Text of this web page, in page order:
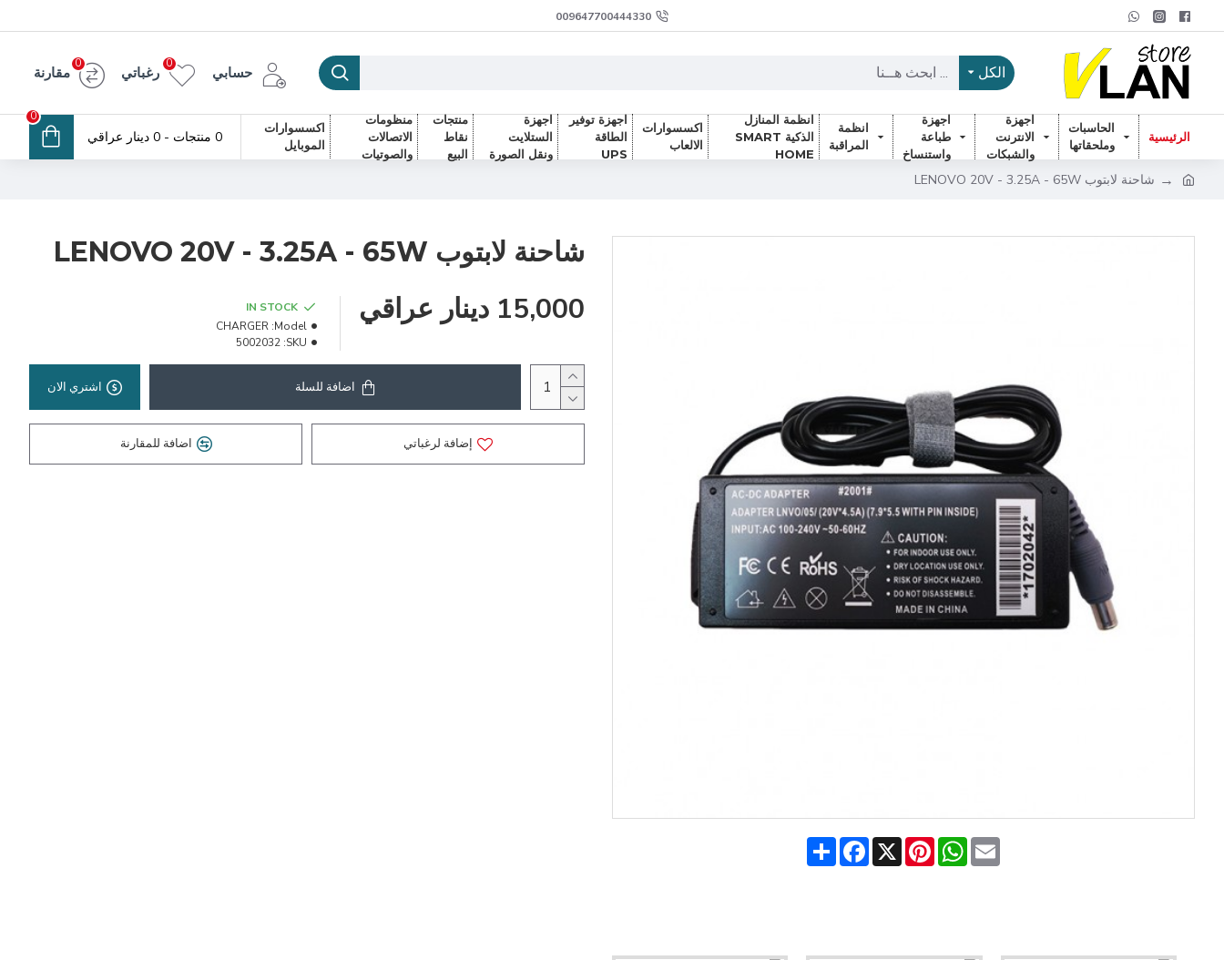
009647700444330
الكل حسابي رغباتي
0
مقارنة
0
الرئيسية
الحاسبات
وملحقاتها
اجهزة
الانترنت
والشبكات
اجهزة
طباعة
واستنساخ
انظمة
المراقبة
انظمة المنازل
الذكية SMART
HOME
اكسسوارات
الالعاب
اجهزة توفير
الطاقة
UPS
اجهزة
الستلايت
ونقل الصورة
منتجات
نقاط
البيع
منظومات
الاتصالات
والصوتيات
اكسسوارات
الموبايل
0 منتجات - 0 دينار عراقي
0
شاحنة لابتوب LENOVO 20V - 3.25A - 65W
Share
Facebook X
Pinterest
WhatsAppEmail
شاحنة لابتوب LENOVO 20V - 3.25A - 65W
15,000 دينار عراقي
IN STOCK
Model:
CHARGER
SKU:
5002032
اضافة للسلة اشتري الان
إضافة لرغباتي اضافة للمقارنة